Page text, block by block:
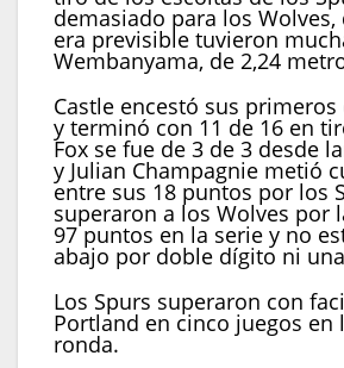
demasiado para los Wolves,
era previsible tuvieron
Wembanyama, de 2,24
Castle encestó sus
y terminó con 11 de 16 en
Fox se fue de 3 de 3 desde
y Julian Champagnie metió
entre sus 18 puntos por los
superaron a los Wolves por
97 puntos en la serie y no
abajo por doble dígito ni
Los Spurs superaron con
Portland en cinco juegos en
ronda.